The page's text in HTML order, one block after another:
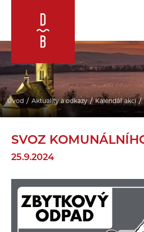
Úvod Aktuality a odkazy Kalendář akcí
SVOZ
25.9.2024